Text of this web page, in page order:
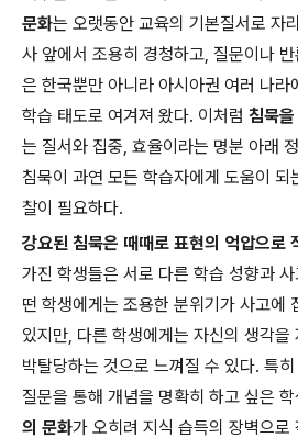
문화는 오랫동안 교육의 기본질서로 자
사 앞에서 조용히 경청하고, 질문이나
은 한국뿐만 아니라 아시아권 여러 나라
학습 태도로 여겨져 왔다. 이처럼 침묵
는 질서와 집중, 효율이라는 명분 아래
침묵이 과연 모든 학습자에게 도움이 되
찰이 필요하다.
강요된 침묵은 때때로 표현의 억압으로
가진 학생들은 서로 다른 학습 성향과
떤 학생에게는 조용한 분위기가 사고에
있지만, 다른 학생에게는 자신의 생각을
박탈당하는 것으로 느껴질 수 있다. 특
질문을 통해 개념을 명확히 하고 싶은
의 문화가 오히려 지식 습득의 장벽으로